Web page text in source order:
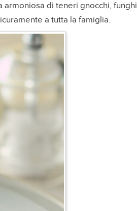
di teneri gnocchi, funghi
a tutta la famiglia.